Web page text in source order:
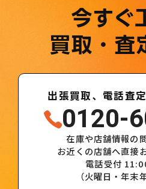
今すぐ
買取・査
出張買取、電話査
0120-
在庫や店舗情報の
お近くの店舗へ直接
電話受付
（火曜日・年末